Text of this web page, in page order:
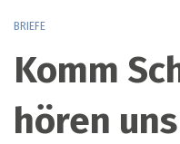
BRIEFE
Komm
hören